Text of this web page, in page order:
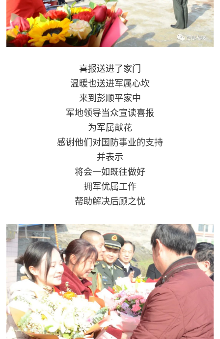
喜报送进了家门
温暖也送进军属心坎
来到彭顺平家中
军地领导当众宣读喜报
为军属献花
感谢他们对国防事业的支持
并表示
将会一如既往做好
拥军优属工作
帮助解决后顾之忧